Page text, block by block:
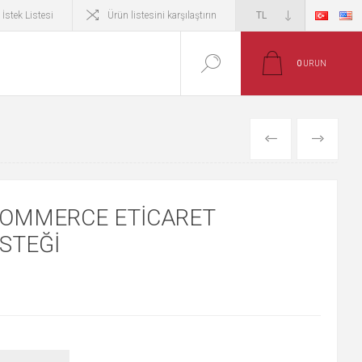
İstek Listesi Ürün listesini karşılaştırın
0 ÜRÜN
ÖNCEKI ÜRÜN
SONRAKI
ETICARET